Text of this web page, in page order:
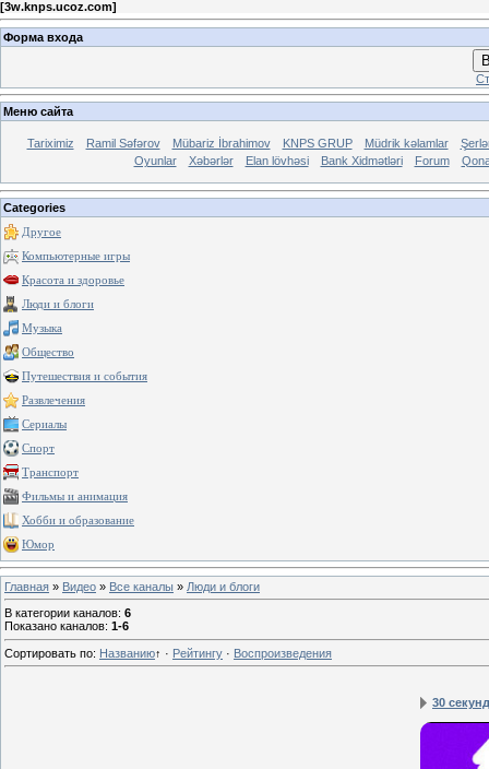
[3w.knps.ucoz.com]
Форма входа
Меню сайта
Tariximiz Ramil Səfərov Mübariz İbrahimov KNPS GRUP Müdrik kəlamlar
Oyunlar
Xəbərlər Elan lövhəsi Bank Xidmətləri Forum
Categories
Другое
Компьютерные игры
Красота и здоровье
Люди и блоги
Музыка
Общество
Путешествия и события
Развлечения
Сериалы
Спорт
Транспорт
Фильмы и анимация
Хобби и образование
Юмор
Главная » Видео » Все каналы » Люди и блоги
В категории каналов: 6
Показано каналов: 1-6
Сортировать по: Названию↑ · Рейтингу · Воспроизведения
30